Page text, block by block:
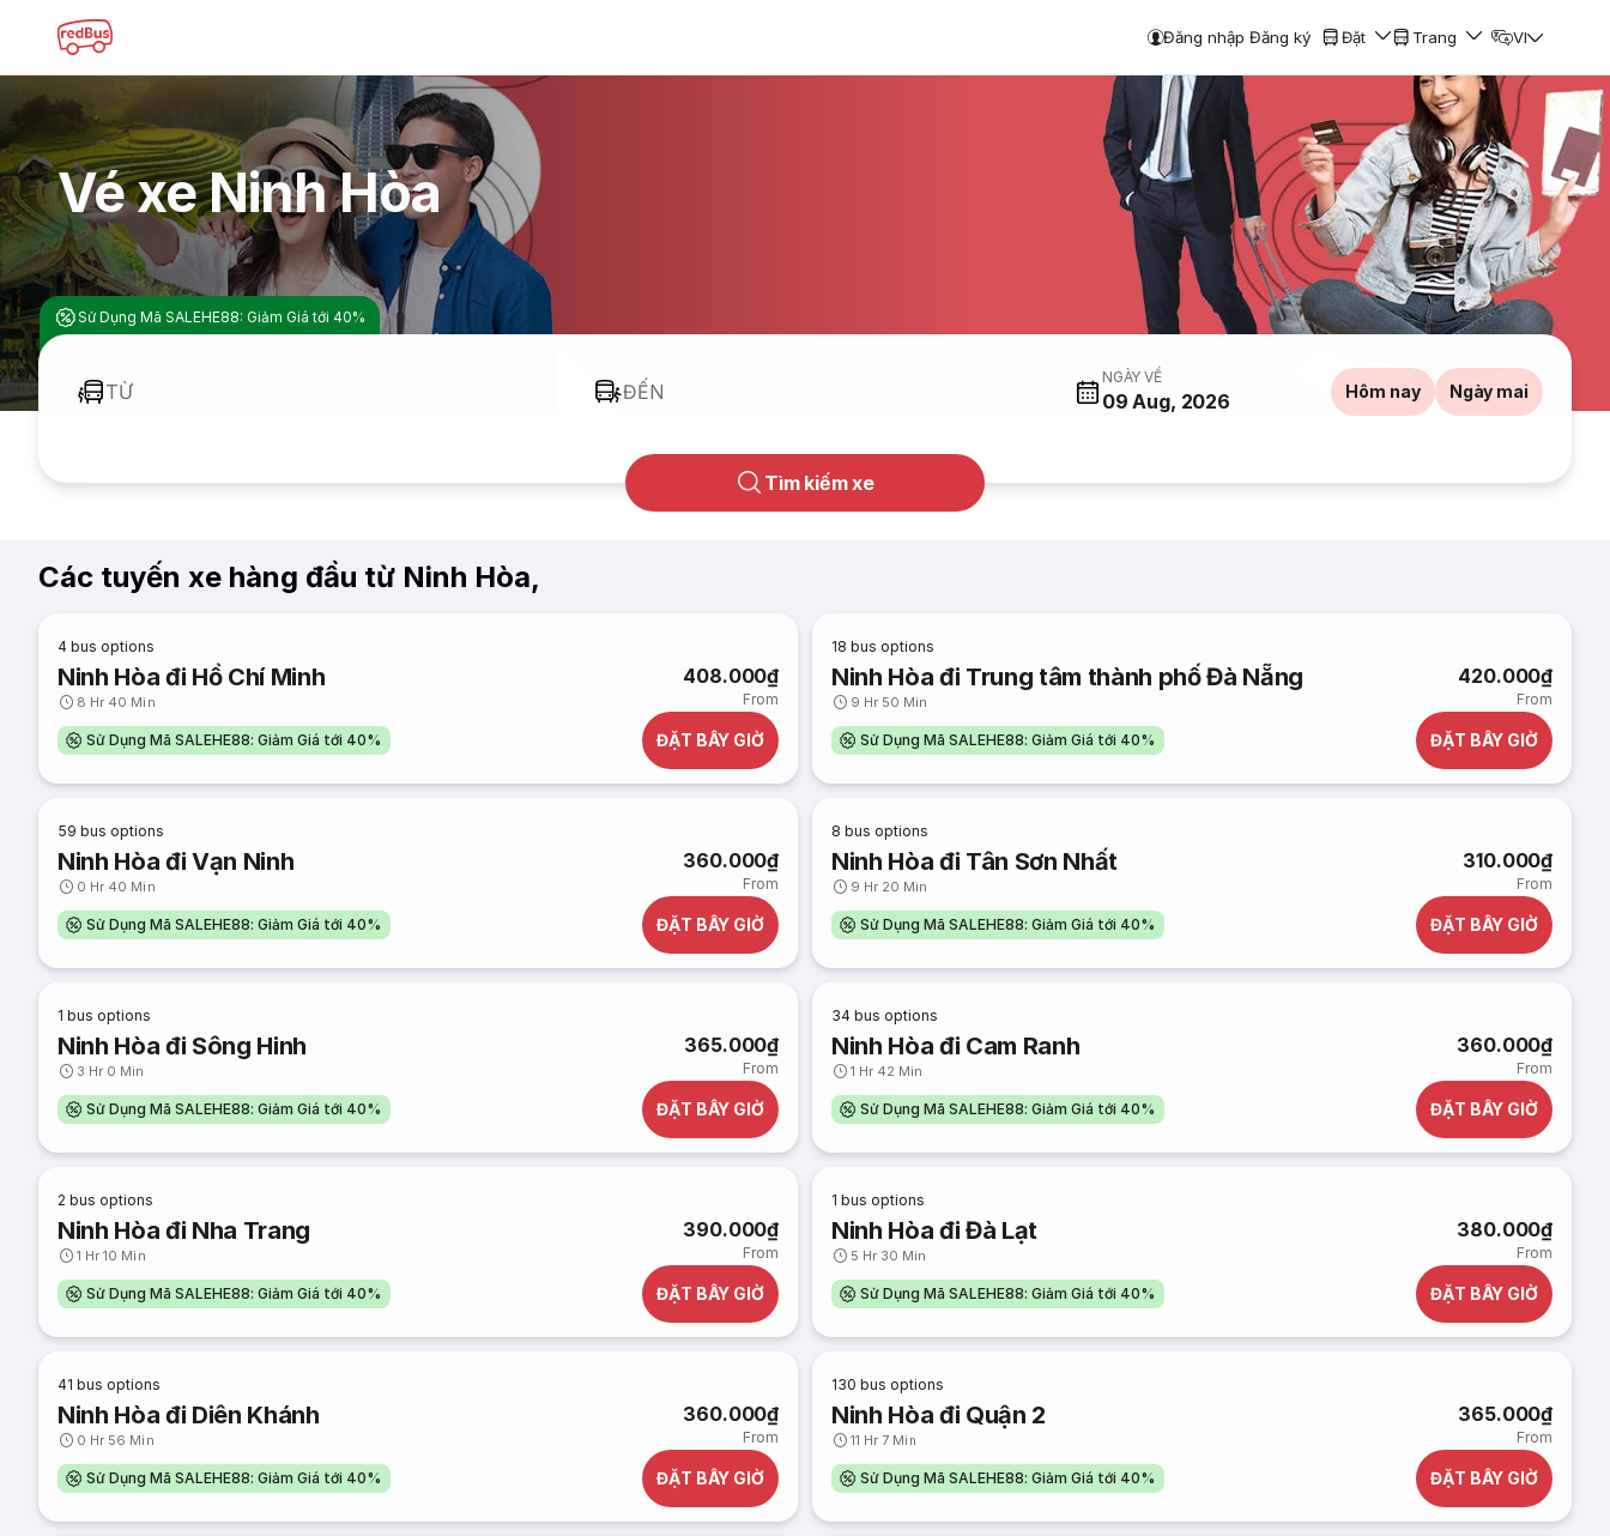
Đăng nhập Đăng ký Đặt Trang VI
Vé xe Ninh Hòa
Sử Dụng Mã SALEHE88: Giảm Giá tới 40%
TỪ ĐẾN
NGÀY VỀ
09 Aug, 2026 Hôm nay Ngày mai
Tìm kiếm xe
Các tuyến xe hàng đầu từ Ninh Hòa,
4 bus options
Ninh Hòa đi Hồ Chí Minh
8 Hr 40 Min
408.000₫
From
Sử Dụng Mã SALEHE88: Giảm Giá tới 40% ĐẶT BÂY GIỜ
18 bus options
Ninh Hòa đi Trung tâm thành phố Đà Nẵng
9 Hr 50 Min
420.000₫
From
Sử Dụng Mã SALEHE88: Giảm Giá tới 40% ĐẶT BÂY GIỜ
59 bus options
Ninh Hòa đi Vạn Ninh
0 Hr 40 Min
360.000₫
From
Sử Dụng Mã SALEHE88: Giảm Giá tới 40% ĐẶT BÂY GIỜ
8 bus options
Ninh Hòa đi Tân Sơn Nhất
9 Hr 20 Min
310.000₫
From
Sử Dụng Mã SALEHE88: Giảm Giá tới 40% ĐẶT BÂY GIỜ
1 bus options
Ninh Hòa đi Sông Hinh
3 Hr 0 Min
365.000₫
From
Sử Dụng Mã SALEHE88: Giảm Giá tới 40% ĐẶT BÂY GIỜ
34 bus options
Ninh Hòa đi Cam Ranh
1 Hr 42 Min
360.000₫
From
Sử Dụng Mã SALEHE88: Giảm Giá tới 40% ĐẶT BÂY GIỜ
2 bus options
Ninh Hòa đi Nha Trang
1 Hr 10 Min
390.000₫
From
Sử Dụng Mã SALEHE88: Giảm Giá tới 40% ĐẶT BÂY GIỜ
1 bus options
Ninh Hòa đi Đà Lạt
5 Hr 30 Min
380.000₫
From
Sử Dụng Mã SALEHE88: Giảm Giá tới 40% ĐẶT BÂY GIỜ
41 bus options
Ninh Hòa đi Diên Khánh
0 Hr 56 Min
360.000₫
From
Sử Dụng Mã SALEHE88: Giảm Giá tới 40% ĐẶT BÂY GIỜ
130 bus options
Ninh Hòa đi Quận 2
11 Hr 7 Min
365.000₫
From
Sử Dụng Mã SALEHE88: Giảm Giá tới 40% ĐẶT BÂY GIỜ